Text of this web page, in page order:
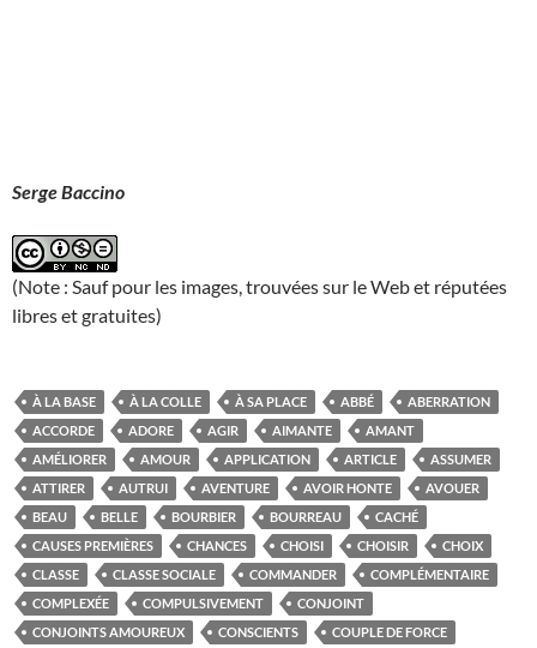
Serge Baccino
(Note : Sauf pour les images, trouvées sur le Web et réputées
libres et gratuites)
À LA BASE À LA COLLE À SA PLACE ABBÉ
ABERRATION
ACCORDE
ADORE AGIR AIMANTE
AMANT
AMÉLIORER
AMOUR APPLICATION ARTICLE
ASSUMER
ATTIRER
AUTRUI AVENTURE AVOIR HONTE
AVOUER
BEAU
BELLE BOURBIER BOURREAU
CACHÉ
CAUSES PREMIÈRES
CHANCES CHOISI CHOISIR
CHOIX
CLASSE
CLASSE SOCIALE COMMANDER
COMPLÉMENTAIRE
COMPLEXÉE
COMPULSIVEMENT
CONJOINT
CONJOINTS AMOUREUX
CONSCIENTS COUPLE DE FORCE